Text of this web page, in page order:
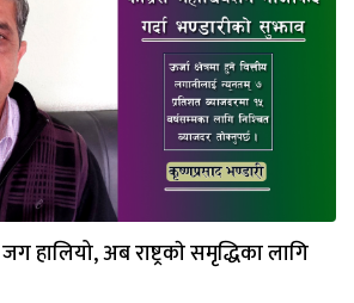
हालियो, अब राष्ट्रकाे समृद्धिका लागि